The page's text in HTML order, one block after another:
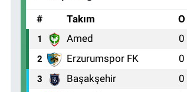
#
Takım O
1 Amed 0
2 Erzurumspor FK 0
3 Başakşehir 0